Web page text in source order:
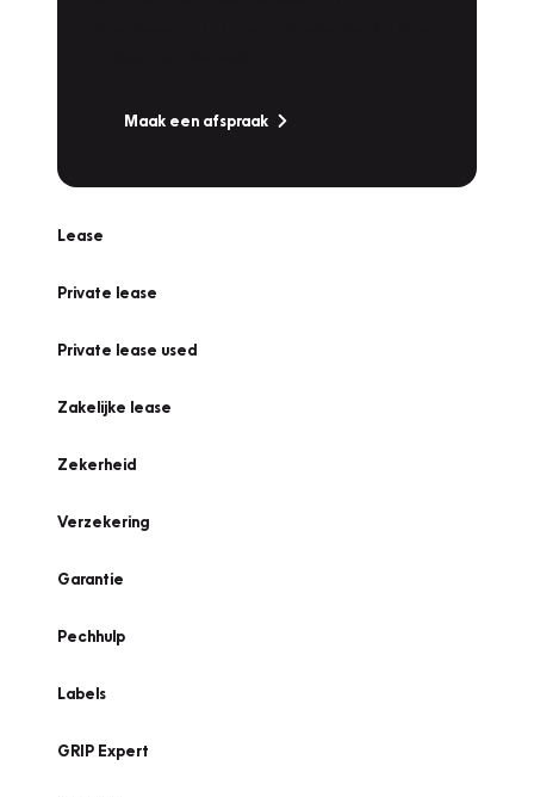
Maak een afspraak
Lease
Private lease
Private lease used
Zakelijke lease
Zekerheid
Verzekering
Garantie
Pechhulp
Labels
GRIP Expert